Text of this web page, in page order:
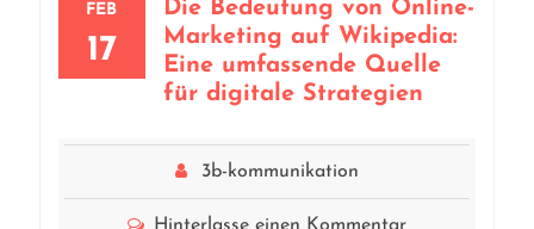
FEB
17
Die Bedeutung von Online-
Marketing auf Wikipedia:
Eine umfassende Quelle
für digitale Strategien
3b-kommunikation